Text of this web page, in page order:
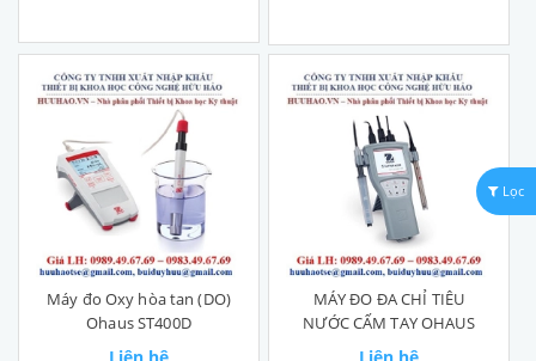
Máy đo Oxy hòa tan (DO)
Ohaus ST400D
MÁY ĐO ĐA CHỈ TIÊU
NƯỚC CẤM TAY OHAUS
Lọc